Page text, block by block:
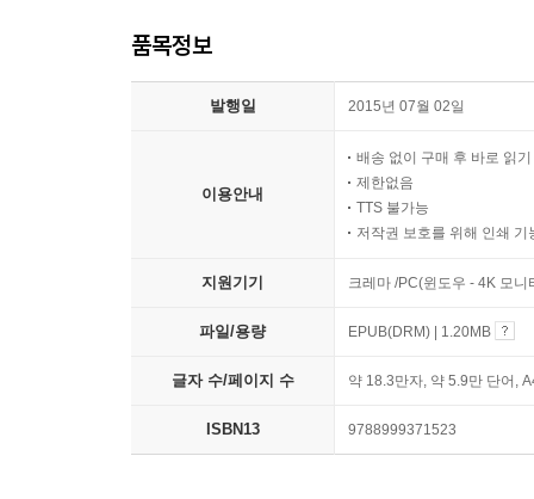
품목정보
발행일 2015년 07월 02일
이용안내
배송 없이 구매 후 바로 읽기
제한없음
TTS 불가능
저작권 보호를 위해 인쇄 기
지원기기 크레마 /PC(윈도우 - 4K 모
파일/용량 EPUB(DRM) | 1.20MB
글자 수/페이지 수 약 18.3만자, 약 5.9만 단어,
ISBN13 9788999371523